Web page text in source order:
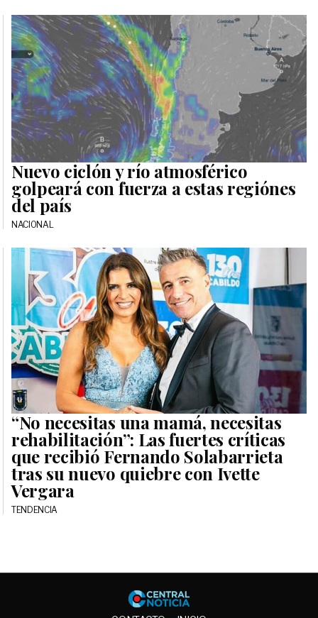
Nuevo ciclón y río atmosférico
golpeará con fuerza a estas regiónes
del país
NACIONAL
“No necesitas una mamá, necesitas
rehabilitación”: Las fuertes críticas
que recibió Fernando Solabarrieta
tras su nuevo quiebre con Ivette
Vergara
TENDENCIA
Central